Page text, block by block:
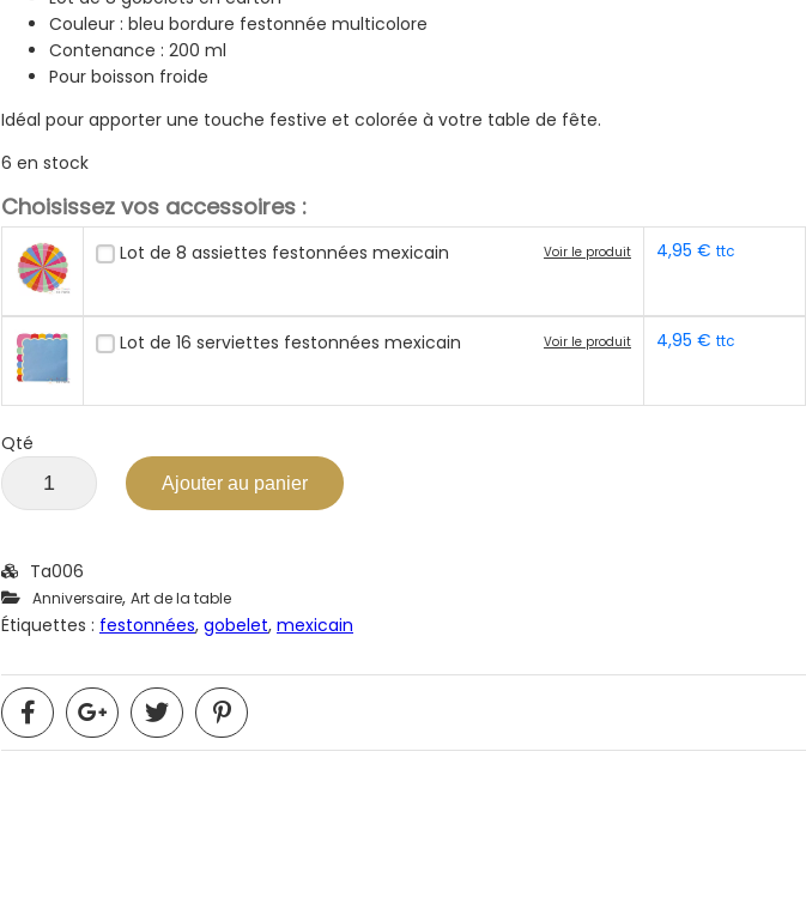
Couleur : bleu bordure festonnée multicolore
Contenance : 200 ml
Pour boisson froide
Idéal pour apporter une touche festive et colorée à votre table de fête.
6 en stock
Choisissez vos accessoires :
Lot de 8 assiettes festonnées mexicain Voir le produit 4,95 € ttc
Lot de 16 serviettes festonnées mexicain Voir le produit 4,95 € ttc
Qté
Ajouter au panier
Ta006
Anniversaire, Art de la table
Étiquettes : festonnées, gobelet, mexicain